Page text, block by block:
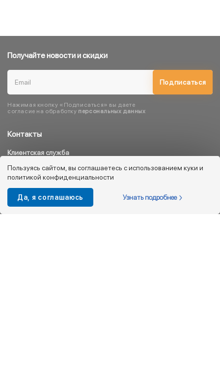
Контакты
Клиентская служба
8 800 333 08 45
info@kotofey.ru
Магазины в Москва (50)
Получайте новости и скидки
Подписаться
Нажимая кнопку «Подписаться» вы даете
согласие на обработку персональных данных
Пользуясь сайтом, вы соглашаетесь с использованием куки и
политикой конфиденциальности
Да, я соглашаюсь Узнать подробнее